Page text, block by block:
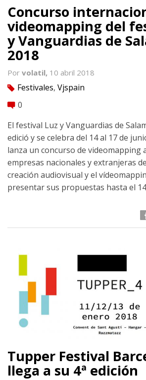
Concurso
videomapping del
y Vanguardias de
2018
Por volatil, 10 abril 2018
tag Festivales, Vjspain
comment 0
El festival Luz y Vanguardias de
edició y se celebra del 14 al 17 de
lanza un concurso de videomapping
empresas nacionales y extranjeras
creación audiovisual y el
presentar sus propuestas hasta el
Tupper Festival
llega a su 4ª edición